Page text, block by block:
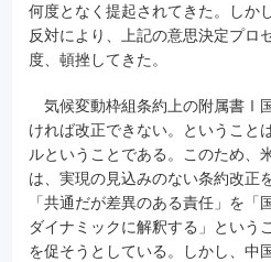
何度となく提起されてきた。しか
反対により、上記の意思決定プロ
度、頓挫してきた。
気候変動枠組条約上の附属書Ⅰ
ければ改正できない。ということ
ルということである。このため、
は、実現の見込みのない条約改正
「共通だが差異のある責任」を「
ダイナミックに解釈する」という
を促そうとしている。しかし、中